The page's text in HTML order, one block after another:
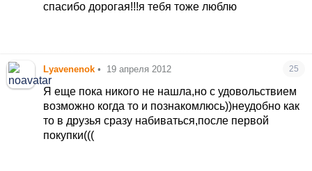
спасибо дорогая!!!я тебя тоже люблю
Lyavenenok • 19 апреля 2012 25
Я еще пока никого не нашла,но с удовольствием
возможно когда то и познакомлюсь))неудобно как
то в друзья сразу набиваться,после первой
покупки(((